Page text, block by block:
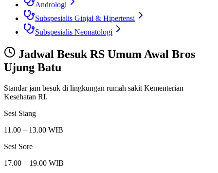
Andrologi
Subspesialis Ginjal & Hipertensi
Subspesialis Neonatologi
Jadwal BesukRS Umum Awal Bros
Ujung Batu
Standar jam besuk di lingkungan rumah sakit Kementerian
Kesehatan RI.
Sesi Siang
11.00 – 13.00 WIB
Sesi Sore
17.00 – 19.00 WIB